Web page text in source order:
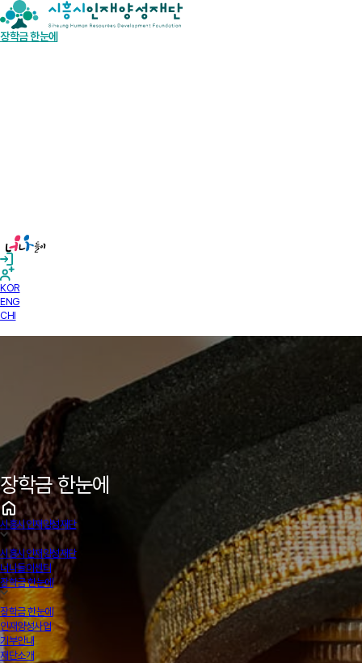
장학금 한눈에
KOR
ENG
CHI
장학금 한눈에
시흥시인재양성재단
시흥시인재양성재단
너나들이센터
장학금 한눈에
장학금 한눈에
인재양성사업
기부안내
재단소개